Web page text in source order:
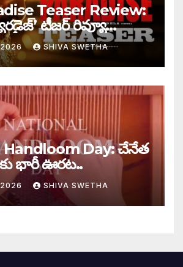
Teaser Review:
టీజర్ రివ్యూ…
2026 SHIVA SWETHA
Day: చేనేత
భారీ ఊరట..
SHIVA SWETHA